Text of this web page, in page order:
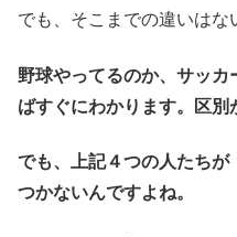
でも、そこまでの違いはな
野球やってるのか、サッ
ばすぐにわかります。区別
でも、上記４つの人たち
つかないんですよね。